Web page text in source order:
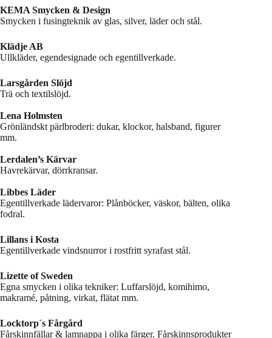
KEMA Smycken & Design
Smycken i fusingteknik av glas, silver, läder och stål.
Klädje AB
Ullkläder, egendesignade och egentillverkade.
Larsgården Slöjd
Trä och textilslöjd.
Lena Holmsten
Grönländskt pärlbroderi: dukar, klockor, halsband, figurer
mm.
Lerdalen’s Kärvar
Havrekärvar, dörrkransar.
Libbes Läder
Egentillverkade lädervaror: Plånböcker, väskor, bälten, olika
fodral.
Lillans i Kosta
Egentillverkade vindsnurror i rostfritt syrafast stål.
Lizette of Sweden
Egna smycken i olika tekniker: Luffarslöjd, komihimo,
makramé, påtning, virkat, flätat mm.
Locktorp´s Fårgård
Fårskinnfällar & lamnappa i olika färger. Fårskinnsprodukter